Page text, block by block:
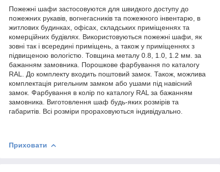
Пожежні шафи застосовуются для швидкого доступу до
пожежних рукавів, вогнегасників та пожежного інвентарю, в
житлових будинках, офісах, складських приміщеннях та
комерційних будівлях. Використовуються пожежні шафи, як
зовні так і всередині приміщень, а також у приміщеннях з
підвищеною вологістю. Товщина металу 0.8, 1.0, 1.2 мм. за
бажанням замовника. Порошкове фарбування по каталогу
RAL. До комплекту входить поштовий замок. Також, можлива
комплектація ригельним замком або ушами під навісний
замок. Фарбування в колір по каталогу RAL за бажанням
замовника. Виготовлення шаф будь-яких розмірів та
габаритів. Всі розміри прораховуються індивідуально.
Приховати